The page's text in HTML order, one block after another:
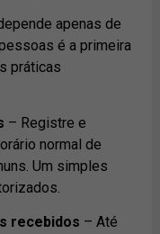
apenas de
é a primeira
práticas
– Registre e
normal de
Um simples
recebidos – Até